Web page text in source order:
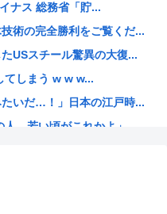
て財源捻出に成功www
たほうがいいのでは？」...
すぎるwww
店でいいぞ」ってもの
ナス 総務省「貯...
術の完全勝利をご覧くだ...
USスチール驚異の大復...
てしまう w w w...
いだ…！」日本の江戸時...
、若い頃がこれかよ」
人格の象徴」明記、法...